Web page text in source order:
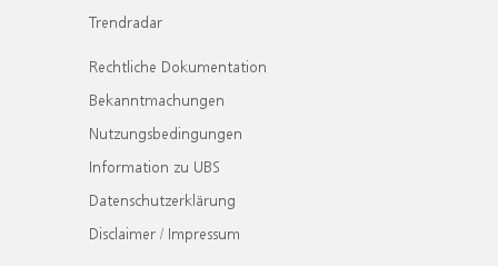
Trendradar
Rechtliche Dokumentation
Bekanntmachungen
Nutzungsbedingungen
Information zu UBS
Datenschutzerklärung
Disclaimer / Impressum